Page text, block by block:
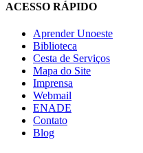
ACESSO RÁPIDO
Aprender Unoeste
Biblioteca
Cesta de Serviços
Mapa do Site
Imprensa
Webmail
ENADE
Contato
Blog